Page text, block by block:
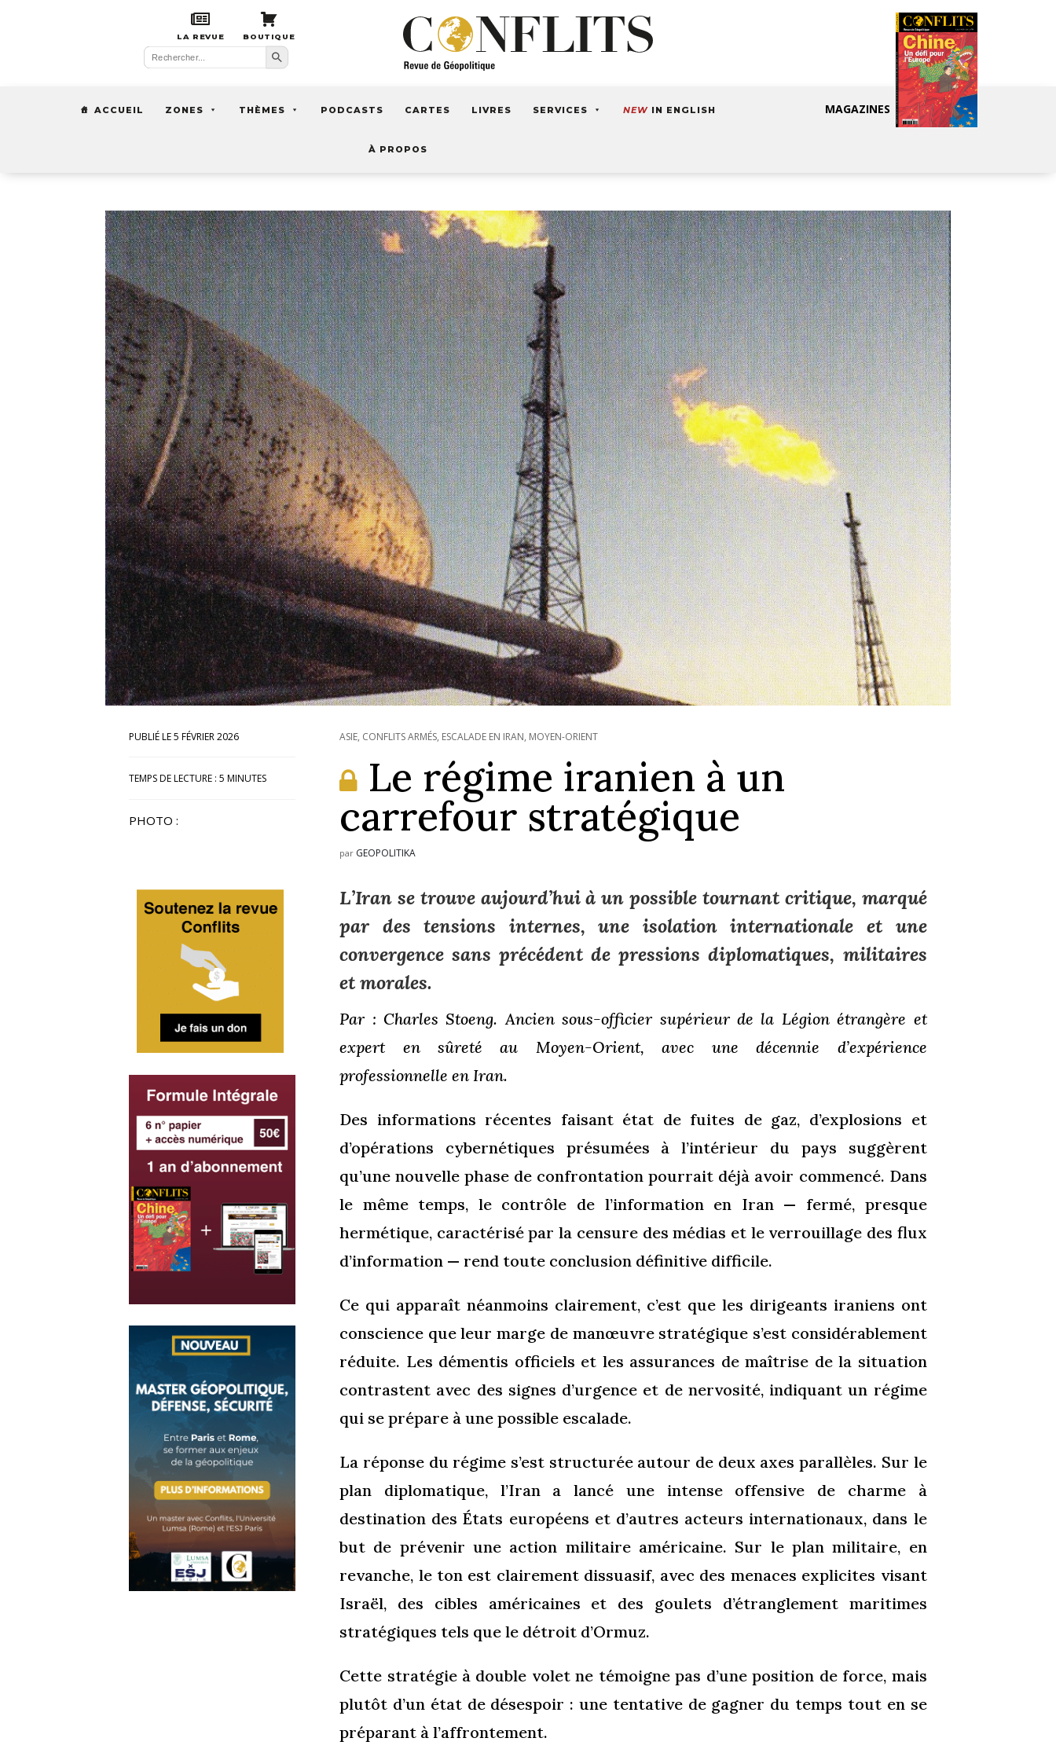
LA REVUE BOUTIQUE
Search
for:
Search Button
ACCUEIL ZONES THÈMES PODCASTS CARTES LIVRES SERVICES NEW IN ENGLISH
À PROPOS
MAGAZINES
5 FÉVRIER 2026
TEMPS DE LECTURE : 5 MINUTES
PHOTO :
ASIE, CONFLITS ARMÉS, ESCALADE EN IRAN, MOYEN-ORIENT
Le régime iranien à un
carrefour stratégique
par GEOPOLITIKA
L’Iran se trouve aujourd’hui à un possible tournant critique, marqué
par des tensions internes, une isolation internationale et une
convergence sans précédent de pressions diplomatiques, militaires
et morales.
Par : Charles Stoeng. Ancien sous-officier supérieur de la Légion étrangère et
expert en sûreté au Moyen-Orient, avec une décennie d’expérience
professionnelle en Iran.
Des informations récentes faisant état de fuites de gaz, d’explosions et
d’opérations cybernétiques présumées à l’intérieur du pays suggèrent
qu’une nouvelle phase de confrontation pourrait déjà avoir commencé. Dans
le même temps, le contrôle de l’information en Iran — fermé, presque
hermétique, caractérisé par la censure des médias et le verrouillage des flux
d’information — rend toute conclusion définitive difficile.
Ce qui apparaît néanmoins clairement, c’est que les dirigeants iraniens ont
conscience que leur marge de manœuvre stratégique s’est considérablement
réduite. Les démentis officiels et les assurances de maîtrise de la situation
contrastent avec des signes d’urgence et de nervosité, indiquant un régime
qui se prépare à une possible escalade.
La réponse du régime s’est structurée autour de deux axes parallèles. Sur le
plan diplomatique, l’Iran a lancé une intense offensive de charme à
destination des États européens et d’autres acteurs internationaux, dans le
but de prévenir une action militaire américaine. Sur le plan militaire, en
revanche, le ton est clairement dissuasif, avec des menaces explicites visant
Israël, des cibles américaines et des goulets d’étranglement maritimes
stratégiques tels que le détroit d’Ormuz.
Cette stratégie à double volet ne témoigne pas d’une position de force, mais
plutôt d’un état de désespoir : une tentative de gagner du temps tout en se
préparant à l’affrontement.